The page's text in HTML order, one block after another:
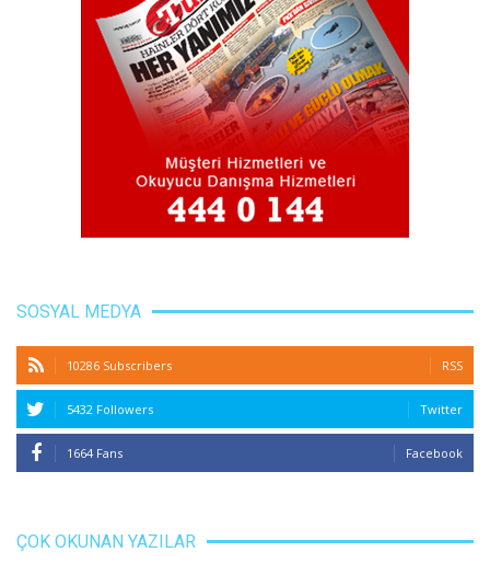
SOSYAL MEDYA
10286 Subscribers RSS
5432 Followers Twitter
1664 Fans Facebook
ÇOK OKUNAN YAZILAR